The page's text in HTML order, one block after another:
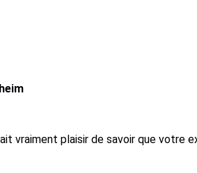
vraiment plaisir de savoir que votre